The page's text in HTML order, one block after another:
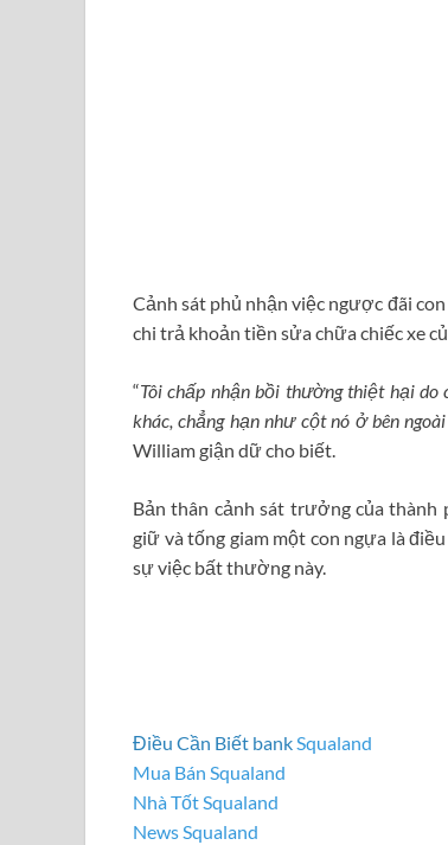
Cảnh sát phủ nhận việc ngược đãi
chi trả khoản tiền sửa chữa chiếc xe
“Tôi chấp nhận bồi thường thiệt hại
khác, chẳng hạn như cột nó ở bên
William giận dữ cho biết.
Bản thân cảnh sát trưởng của thành
giữ và tống giam một con ngựa là
sự việc bất thường này.
Điều Cần Biết bankSqualand
Mua Bán Squaland
Nhà Tốt Squaland
News Squaland